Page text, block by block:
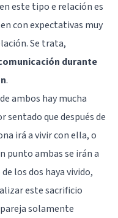
este tipo e relación es
con expectativas muy
Se trata,
durante
.
ambos hay mucha
sentado que después de
irá a vivir con ella, o
punto ambas se irán a
los dos haya vivido,
este sacrificio
solamente